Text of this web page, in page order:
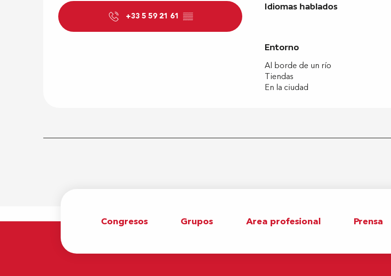
+33 5 59 21 61 ▒▒
Idiomas hablados
Idiomas hablados
Entorno
Entorno
Al borde de un río
Tiendas
En la ciudad
Congresos Grupos Area profesional Prensa